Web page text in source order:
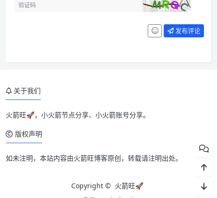
发布评论
关于我们
火箭旺🚀，小火箭节点分享、小火箭账号分享。
版权声明
如未注明，本站内容由火箭旺博客原创，转载请注明出处。
Copyright © 火箭旺🚀